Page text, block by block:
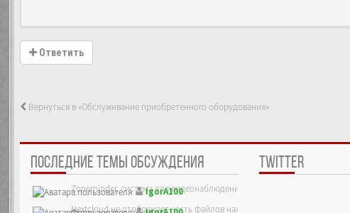
Ответить
Вернуться в «Обслуживание приобретенного оборудования»
ПОСЛЕДНИЕ ТЕМЫ ОБСУЖДЕНИЯ
Zoneminder, система для видеонаблюдения
IgorA100
Nextcloud не отображает часть файлов находящихся на сервере.
TWITTER